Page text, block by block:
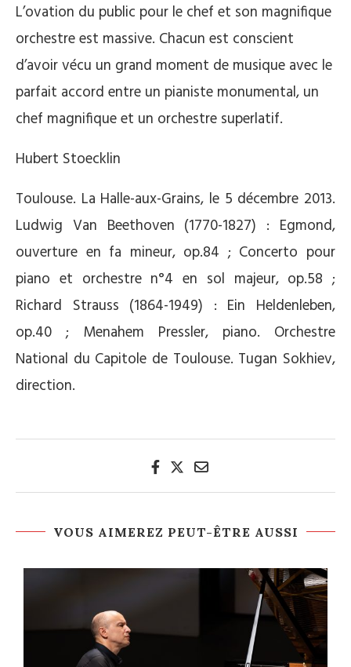
L’ovation du public pour le chef et son magnifique
orchestre est massive. Chacun est conscient
d’avoir vécu un grand moment de musique avec le
parfait accord entre un pianiste monumental, un
chef magnifique et un orchestre superlatif.
Hubert Stoecklin
Toulouse. La Halle-aux-Grains, le 5 décembre 2013.
Ludwig Van Beethoven (1770-1827) : Egmond,
ouverture en fa mineur, op.84 ; Concerto pour
piano et orchestre n°4 en sol majeur, op.58 ;
Richard Strauss (1864-1949) : Ein Heldenleben,
op.40 ; Menahem Pressler, piano. Orchestre
National du Capitole de Toulouse. Tugan Sokhiev,
direction.
VOUS AIMEREZ PEUT-ÊTRE AUSSI